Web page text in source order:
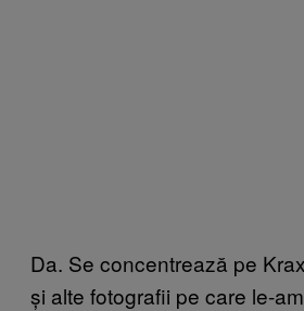
Da. Se concentrează pe
și alte fotografii pe care le-